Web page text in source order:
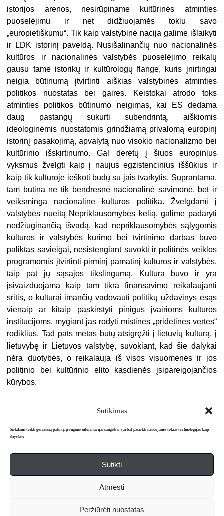
Sutikimas
Siekdami teikti geriausią patirtį, įrenginio informacijai saugoti ir (arba) pasiekti naudojame tokias technologijas kaip
slapukus.
Sutikti
Atmesti
Peržiūrėti nuostatas
istorijos arenos, nesirūpiname kultūrinės atminties
puoselėjimu ir net didžiuojamės tokiu savo
„europietiškumu“. Tik kaip valstybinė nacija galime išlaikyti
ir LDK istorinį paveldą. Nusišalinančių nuo nacionalinės
kultūros ir nacionalinės valstybės puoselėjimo reikalų
gausu tame istorikų ir kultūrologų flange, kuris įnirtingai
neigia būtinumą įtvirtinti aiškias valstybinės atminties
politikos nuostatas bei gaires. Keistokai atrodo toks
atminties politikos būtinumo neigimas, kai ES dedama
daug pastangų sukurti subendrintą, aiškiomis
ideologinėmis nuostatomis grindžiamą privalomą europinį
istorinį pasakojimą, apvalytą nuo visokio nacionalizmo bei
kultūrinio išskirtinumo. Gal derėtų į šiuos europinius
vyksmus žvelgti kaip į naujus egzistencinius iššūkius ir
kaip tik kultūroje ieškoti būdų su jais tvarkytis. Suprantama,
tam būtina ne tik bendresnė nacionalinė savimonė, bet ir
veiksminga nacionalinė kultūros politika. Žvelgdami į
valstybės nueitą Nepriklausomybės kelią, galime padaryti
nedžiuginančią išvadą, kad nepriklausomybės sąlygomis
kultūros ir valstybės kūrimo bei tvirtinimo darbas buvo
paliktas savieigai, nesistengiant suvokti ir politinės veiklos
programomis įtvirtinti pirminį pamatinį kultūros ir valstybės,
taip pat jų sąsajos tikslingumą. Kultūra buvo ir yra
įsivaizduojama kaip tam tikra finansavimo reikalaujanti
sritis, o kultūrai imančių vadovauti politikų uždavinys esąs
vienaip ar kitaip paskirstyti pinigus įvairioms kultūros
institucijoms, mygiant jas rodyti mistinės „pridėtinės vertės“
rodiklius. Tad pats metas būtų atsigręžti į lietuvių kultūrą, į
lietuvybę ir Lietuvos valstybę, suvokiant, kad šie dalykai
nėra duotybės, o reikalauja iš visos visuomenės ir jos
politinio bei kultūrinio elito kasdienės įsipareigojančios
kūrybos.
Apie mus Redakcija Prenumerata